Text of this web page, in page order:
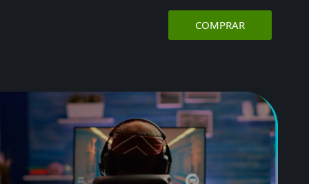
COMPRAR